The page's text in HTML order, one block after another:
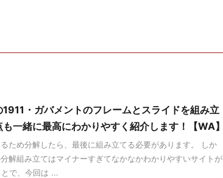
・ガバメントのフレームとスライドを組み立
一緒に最高にわかりやすく紹介します！【WA】
ため分解したら、最後に組み立てる必要があります。 しか
解組み立てはマイナーすぎてなかなかわかりやすいサイトが
で、今回は ...